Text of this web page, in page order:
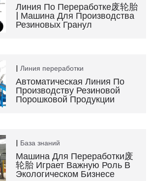
Линия По Переработке废轮胎
| Машина Для Производства
Резиновых Гранул
Линия переработки
Автоматическая Линия По
Производству Резиновой
Порошковой Продукции
База знаний
Машина Для Переработки废
轮胎 Играет Важную Роль В
Экологическом Бизнесе